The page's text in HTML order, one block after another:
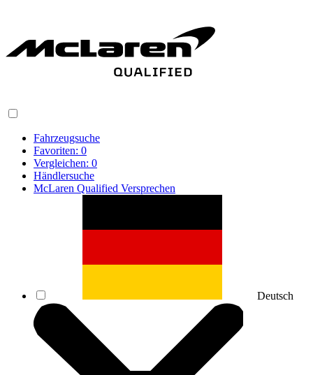
Fahrzeugsuche
Favoriten: 0
Vergleichen: 0
Händlersuche
McLaren Qualified Versprechen
Deutsch